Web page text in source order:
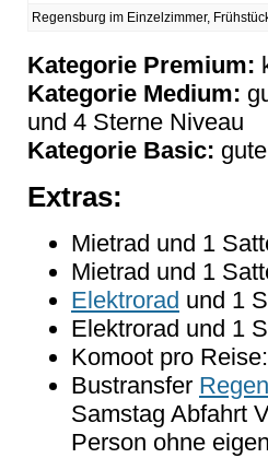
Regensburg im Einzelzimmer,
Kategorie Premium:
Kategorie Medium:
und 4 Sterne Niveau
Kategorie Basic:
Extras:
Mietrad und 1
Mietrad und 1
Elektrorad und 1
Elektrorad und 1
Komoot pro
Bustransfer
Samstag Abfahrt
Person ohne